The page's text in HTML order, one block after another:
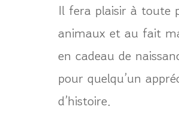
Il fera plaisir à toute
animaux et au fait
en cadeau de
pour quelqu’un
d’histoire.